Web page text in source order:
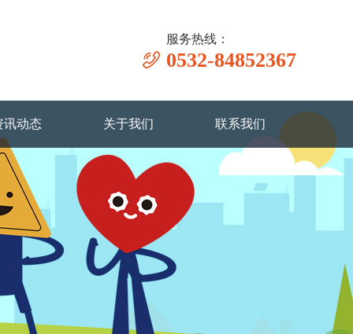
服务热线：
0532-84852367
讯动态 关于我们 联系我们